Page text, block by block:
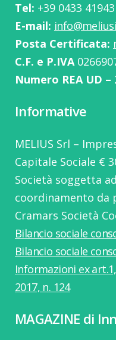
Tel: ‭+39 0433 41943
E-mail:
Posta Certificata:
C.F. e P.IVA
Numero REA UD –
Informative
MELIUS Srl –
Capitale Sociale €
Società soggetta
coordinamento da
Cramars Società
Bilancio sociale
Bilancio sociale
Informazioni ex
2017, n. 124
MAGAZINE di